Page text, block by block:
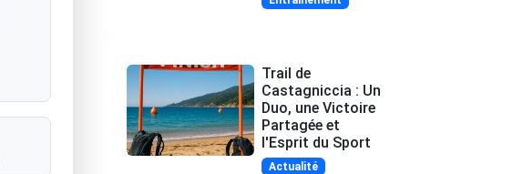
Trail de
Castagniccia : Un
Duo, une Victoire
Partagée et
l'Esprit du Sport
Actualité